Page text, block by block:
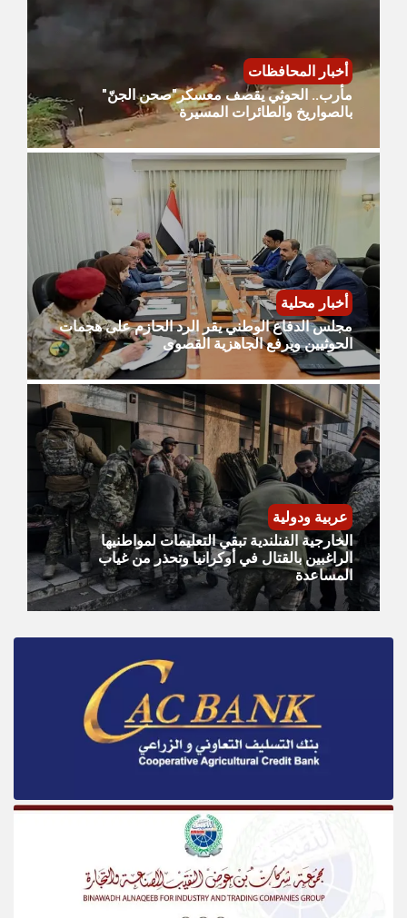
أخبار المحافظات
مأرب.. الحوثي يقصف معسكر"صحن الجنّ"
بالصواريخ والطائرات المسيرة
أخبار محلية
مجلس الدفاع الوطني يقر الرد الحازم على هجمات
الحوثيين ويرفع الجاهزية القصوى
عربية ودولية
الخارجية الفنلندية تبقي التعليمات لمواطنيها
الراغبين بالقتال في أوكرانيا وتحذر من غياب
المساعدة